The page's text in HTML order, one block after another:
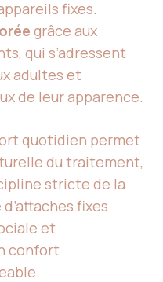
fixes.
grâce aux
qui s’adressent
adultes et
de leur apparence.
quotidien permet
du traitement,
stricte de la
fixes
et
confort